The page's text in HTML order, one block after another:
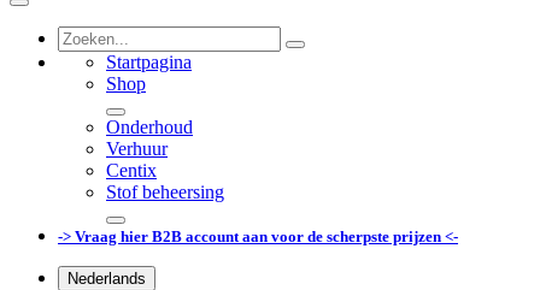
Startpagina
Shop
Onderhoud
Verhuur
Centix
Stof beheersing
-> Vraag hier B2B account aan voor de scherpste prijzen <-
Nederlands